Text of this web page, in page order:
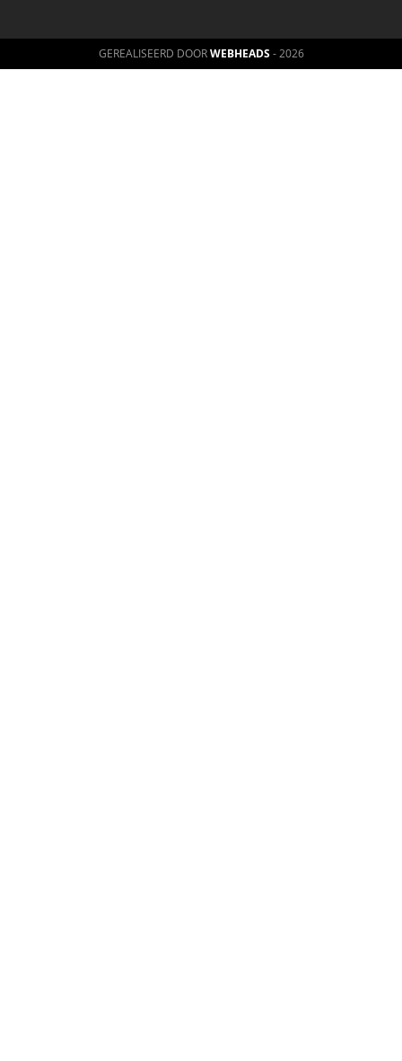
GEREALISEERD DOORWEBHEADS- 2026